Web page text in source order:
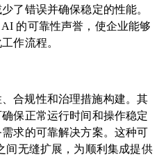
了错误并确保稳定的性能。
的可靠性声誉，使企业能够
作流程。
合规性和治理措施构建。其
保正常运行时间和操作稳定
求的可靠解决方案。这种可
间无缝扩展，为顺利集成提供